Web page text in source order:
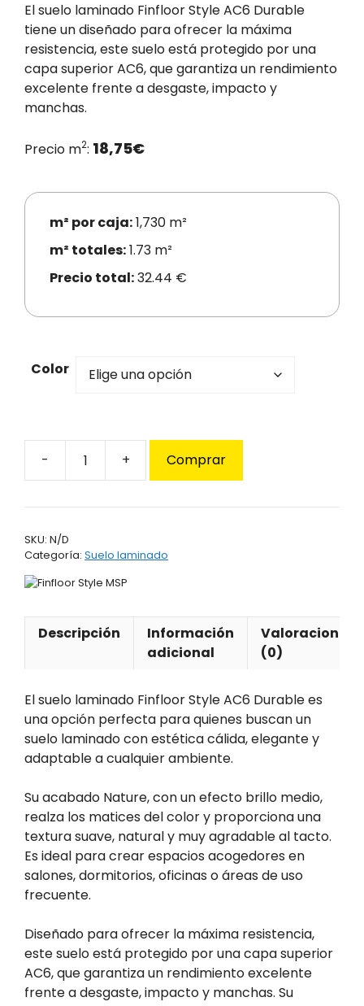
El suelo laminado Finfloor Style AC6 Durable
tiene un diseñado para ofrecer la máxima
resistencia, este suelo está protegido por una
capa superior AC6, que garantiza un rendimiento
excelente frente a desgaste, impacto y
manchas.
Precio m2: 18,75€
m² por caja:1,730 m²
m² totales:1.73 m²
Precio total:32.44 €
Color
Finfloor
AC6
Durable
cantidad
Comprar
SKU: N/D
Categoría: Suelo laminado
Descripción
Información
adicional
Valoraciones
(0)
El suelo laminado Finfloor Style AC6 Durable es
una opción perfecta para quienes buscan un
suelo laminado con estética cálida, elegante y
adaptable a cualquier ambiente.
Su acabado Nature, con un efecto brillo medio,
realza los matices del color y proporciona una
textura suave, natural y muy agradable al tacto.
Es ideal para crear espacios acogedores en
salones, dormitorios, oficinas o áreas de uso
frecuente.
Diseñado para ofrecer la máxima resistencia,
este suelo está protegido por una capa superior
AC6, que garantiza un rendimiento excelente
frente a desgaste, impacto y manchas. Su